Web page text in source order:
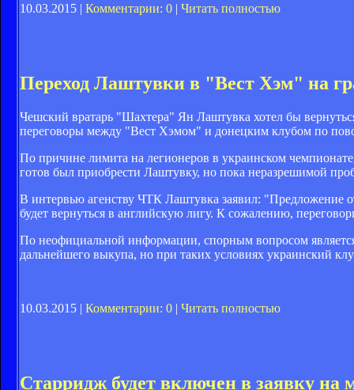
10.03.2015 | Комментарии: 0 | Читать полностью
Переход Лаштувки в "Вест Хэм" на
Чешский вратарь "Шахтера" Ян Лаштувка хотел бы
переговоры между "Вест Хэмом" и донецким клубом по
По причине лимита на легионеров в украинском
готов был приобрести Лаштувку, но пока неразрешимой
В интервью агенству ЧТК Лаштувка заявил: "Предложение
будет вернуться в английскую лигу. К сожалению,
По неофициальной информации, спорным вопросом
дальнейшего выкупа, но при таких условиях украинский
10.03.2015 | Комментарии: 0 | Читать полностью
Старридж будет включен в заявку на